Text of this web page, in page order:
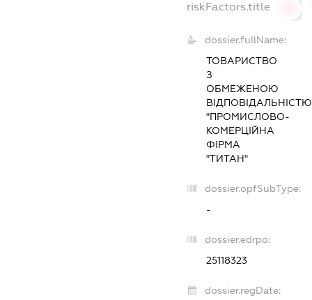
riskFactors.title
dossier.fullName:
ТОВАРИСТВО
З
ОБМЕЖЕНОЮ
ВІДПОВІДАЛЬНІСТЮ
"ПРОМИСЛОВО-
КОМЕРЦІЙНА
ФІРМА
"ТИТАН"
dossier.opfSubType:
-
dossier.edrpo:
25118323
dossier.regDate: